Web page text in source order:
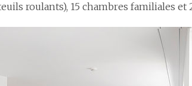
roulants), 15 chambres familiales